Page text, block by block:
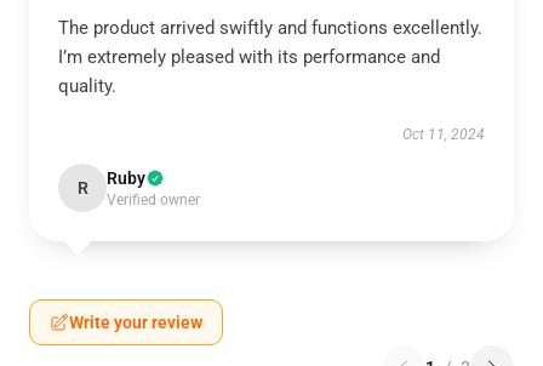
The product arrived swiftly and functions excellently.
I’m extremely pleased with its performance and
quality.
Oct 11, 2024
R Ruby
Verified owner
Write your review